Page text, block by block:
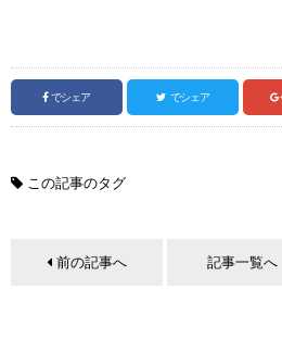
でシェア でシェア
この記事のタグ
前の記事へ 記事一覧へ